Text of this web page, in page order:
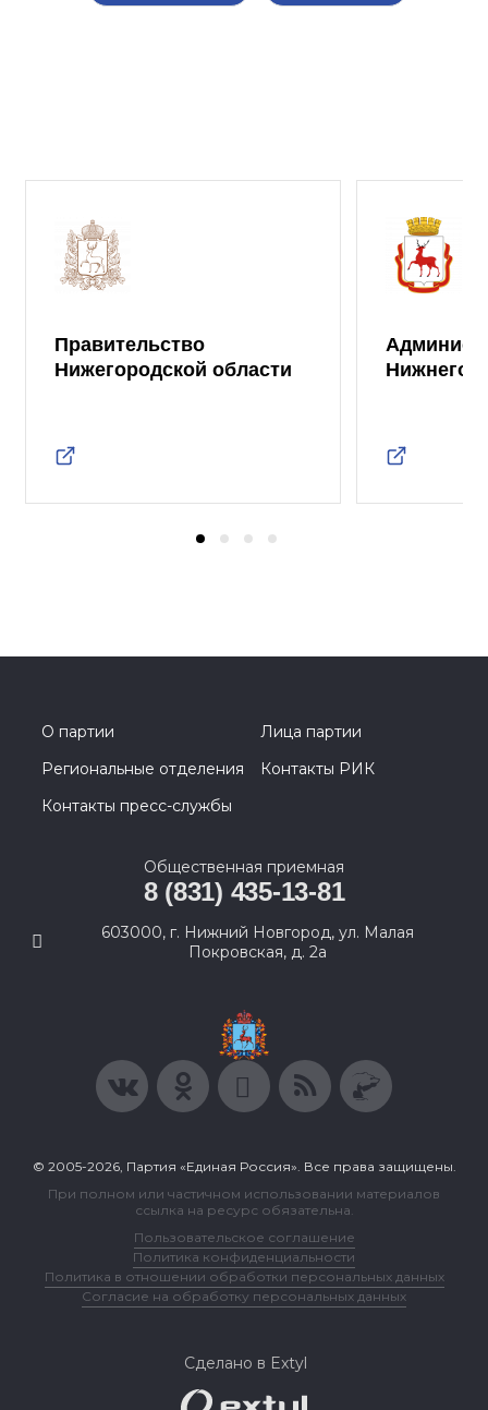
Правительство
Нижегородской области
Нижнего
О партии
Лица партии
Региональные отделения
Контакты РИК
Контакты пресс-службы
Общественная приемная
8 (831) 435-13-81
603000, г. Нижний Новгород, ул. Малая
Покровская, д. 2а
© 2005-2026, Партия «Единая Россия». Все права защищены.
При полном или частичном использовании материалов
ссылка на ресурс обязательна.
Пользовательское соглашение
Политика конфиденциальности
Политика в отношении обработки персональных данных
Согласие на обработку персональных данных
Сделано в Extyl